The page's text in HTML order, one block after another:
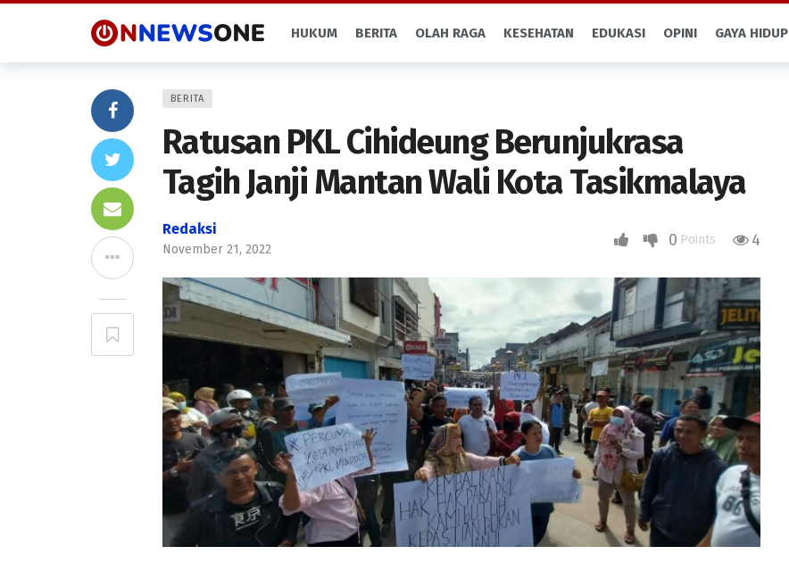
HUKUM BERITA OLAH RAGA KESEHATAN EDUKASI OPINI GAYA HIDUP
BERITA
Ratusan PKL Cihideung Berunjukrasa
Tagih Janji Mantan Wali Kota Tasikmalaya
Redaksi
November 21, 2022 0 Points 4